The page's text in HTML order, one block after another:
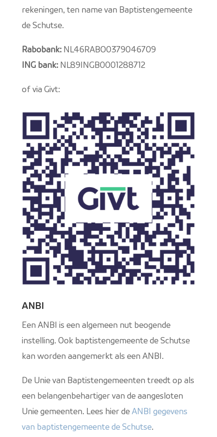
rekeningen, ten name van Baptistengemeente
de Schutse.
Rabobank:NL46RABO0379046709
ING bank:NL89INGB0001288712
of via Givt:
ANBI
Een ANBI is een algemeen nut beogende
instelling. Ook baptistengemeente de Schutse
kan worden aangemerkt als een ANBI.
De Unie van Baptistengemeenten treedt op als
een belangenbehartiger van de aangesloten
Unie gemeenten. Lees hier de ANBI gegevens
van baptistengemeente de Schutse.